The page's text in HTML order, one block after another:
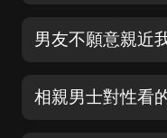
男友不願意親近